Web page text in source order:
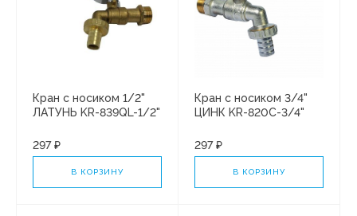
Кран с носиком 1/2"
ЛАТУНЬ KR-839QL-1/2"
297 ₽
В КОРЗИНУ
Кран с носиком 3/4"
ЦИНК KR-820C-3/4"
297 ₽
В КОРЗИНУ